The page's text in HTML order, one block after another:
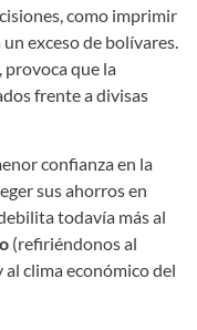
como imprimir
exceso de bolívares.
provoca que la
frente a divisas
confianza en la
sus ahorros en
todavía más al
(refiriéndonos al
al clima económico del